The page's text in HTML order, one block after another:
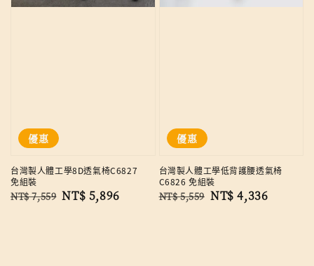
優惠
台灣製人體工學8D透氣椅C6827
免組裝
Regular
NT$ 7,559 Sale
NT$ 5,896
優惠
台灣製人體工學低背護腰透氣椅
C6826 免組裝
Regular
NT$ 5,559 Sale
NT$ 4,336